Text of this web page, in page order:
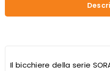
Il bicchiere della serie